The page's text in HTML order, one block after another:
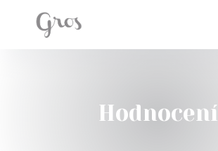
Panel pro správu cookies
Hodnocení